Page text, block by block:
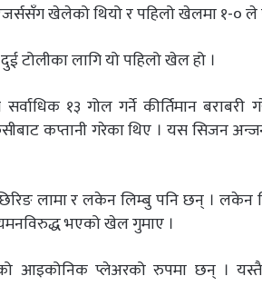
खेलेको थियो र पहिलो खेलमा १-० ले
टोलीका लागि यो पहिलो खेल हो ।
१३ गोल गर्ने कीर्तिमान बराबरी
कप्तानी गरेका थिए । यस सिजन
लामा र लकेन लिम्बु पनि छन् । लकेन
भएको खेल गुमाए ।
आइकोनिक प्लेअरको रुपमा छन् । यस्तै